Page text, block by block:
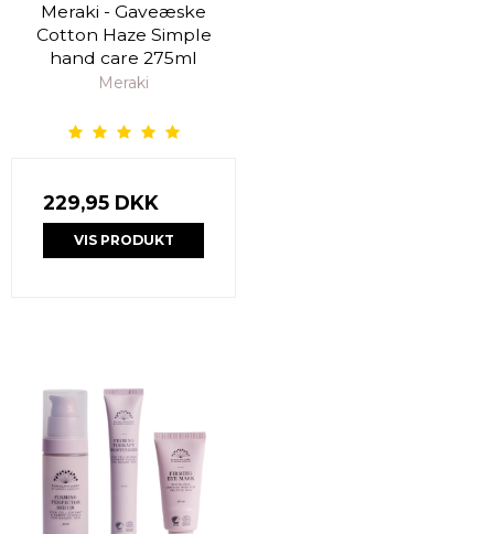
Meraki - Gaveæske
Cotton Haze Simple
hand care 275ml
Meraki
229,95 DKK
VIS PRODUKT